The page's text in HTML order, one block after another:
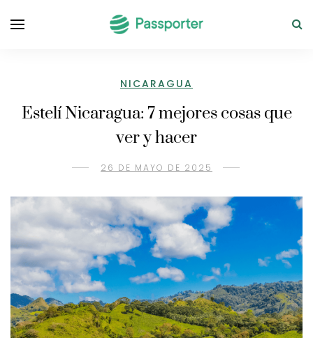
NICARAGUA
Estelí Nicaragua: 7 mejores cosas que
ver y hacer
26 DE MAYO DE 2025